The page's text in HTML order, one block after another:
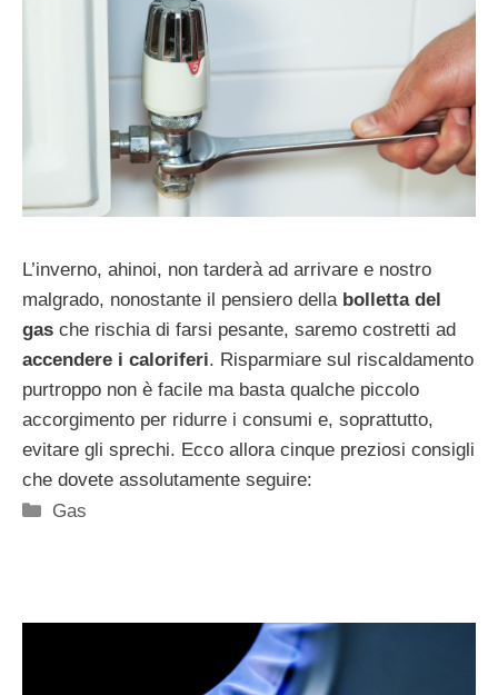
L’inverno, ahinoi, non tarderà ad arrivare e nostro
malgrado, nonostante il pensiero della bolletta del
gas che rischia di farsi pesante, saremo costretti ad
accendere i caloriferi. Risparmiare sul riscaldamento
purtroppo non è facile ma basta qualche piccolo
accorgimento per ridurre i consumi e, soprattutto,
evitare gli sprechi. Ecco allora cinque preziosi consigli
che dovete assolutamente seguire:
Categorie
Gas